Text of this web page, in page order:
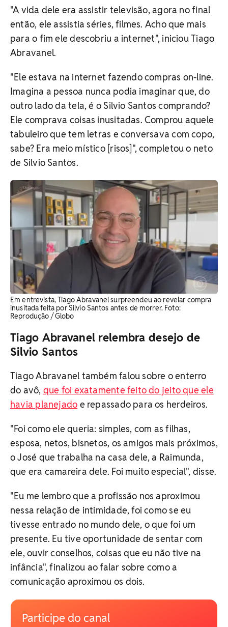
"A vida dele era assistir televisão, agora no final
então, ele assistia séries, filmes. Acho que mais
para o fim ele descobriu a internet", iniciou Tiago
Abravanel.
"Ele estava na internet fazendo compras on-line.
Imagina a pessoa nunca podia imaginar que, do
outro lado da tela, é o Silvio Santos comprando?
Ele comprava coisas inusitadas. Comprou aquele
tabuleiro que tem letras e conversava com copo,
sabe? Era meio místico [risos]", completou o neto
de Silvio Santos.
Em entrevista, Tiago Abravanel surpreendeu ao revelar compra
inusitada feita por Silvio Santos antes de morrer. Foto:
Reprodução / Globo
Tiago Abravanel relembra desejo de
Silvio Santos
Tiago Abravanel também falou sobre o enterro
do avô, que foi exatamente feito do jeito que ele
havia planejado e repassado para os herdeiros.
"Foi como ele queria: simples, com as filhas,
esposa, netos, bisnetos, os amigos mais próximos,
o José que trabalha na casa dele, a Raimunda,
que era camareira dele. Foi muito especial", disse.
"Eu me lembro que a profissão nos aproximou
nessa relação de intimidade, foi como se eu
tivesse entrado no mundo dele, o que foi um
presente. Eu tive oportunidade de sentar com
ele, ouvir conselhos, coisas que eu não tive na
infância", finalizou ao falar sobre como a
comunicação aproximou os dois.
Participe do canal